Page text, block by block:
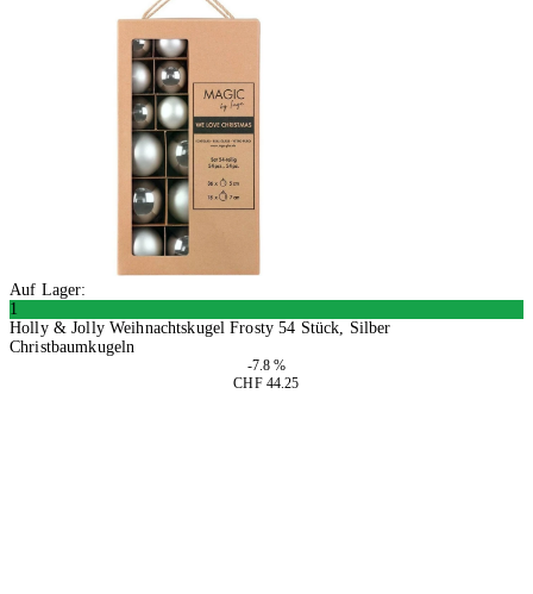
Auf Lager:
1
Holly & Jolly Weihnachtskugel Frosty 54 Stück, Silber
Christbaumkugeln
-7.8 %
CHF 44.25